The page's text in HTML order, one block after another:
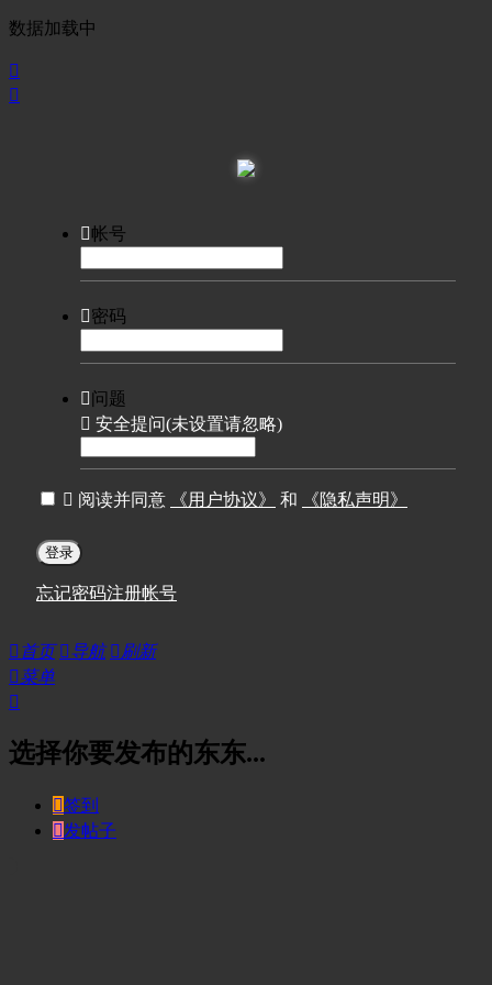
数据加载中


帐号
密码
问题
 安全提问(未设置请忽略)
 阅读并同意 《用户协议》 和 《隐私声明》
登录
忘记密码注册帐号
 首页 导航  刷新
菜单

选择你要发布的东东...
签到
发帖子